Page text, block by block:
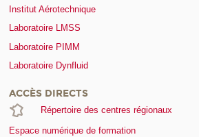
Institut Aérotechnique
Laboratoire LMSS
Laboratoire PIMM
Laboratoire Dynfluid
ACCÈS DIRECTS
Répertoire des centres régionaux
Espace numérique de formation